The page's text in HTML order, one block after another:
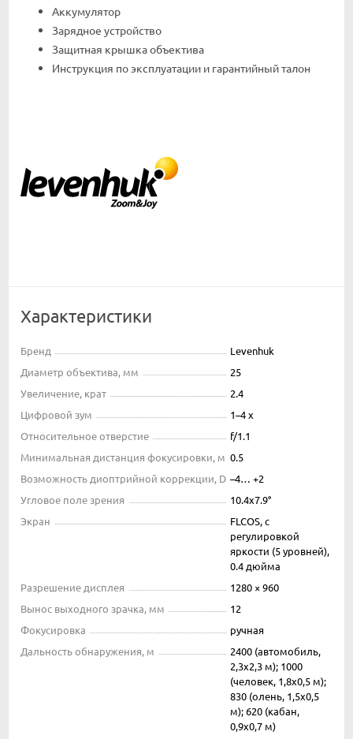
Аккумулятор
Зарядное устройство
Защитная крышка объектива
Инструкция по эксплуатации и гарантийный талон
Характеристики
Бренд
Levenhuk
Диаметр объектива, мм
25
Увеличение, крат
2.4
Цифровой зум
1–4 x
Относительное отверстие
f/1.1
Минимальная дистанция фокусировки, м 0.5
Возможность диоптрийной коррекции, D –4… +2
Угловое поле зрения
10.4х7.9°
Экран
FLCOS, с
регулировкой
яркости (5 уровней),
0.4 дюйма
Разрешение дисплея
1280 × 960
Вынос выходного зрачка, мм
12
Фокусировка
ручная
Дальность обнаружения, м
2400 (автомобиль,
2,3х2,3 м); 1000
(человек, 1,8х0,5 м);
830 (олень, 1,5х0,5
м); 620 (кабан,
0,9х0,7 м)